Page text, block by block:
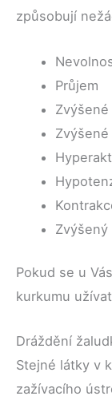
způsobují
Průjem
Pokud se u
kurkumu
Dráždění
Stejné látky v
zažívacího